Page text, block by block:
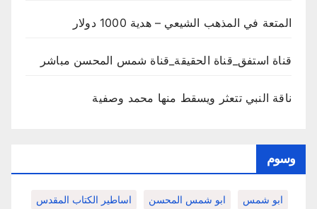
المتعة في المذهب الشيعي – هدية 1000 دولار
قناة استفق_قناة الحقيقة_قناة شمس المحسن مباشر
ناقة النبي تتعثر ويسقط منها محمد وصفية
وسوم
ابو شمس ابو شمس المحسن اساطير الكتاب المقدس